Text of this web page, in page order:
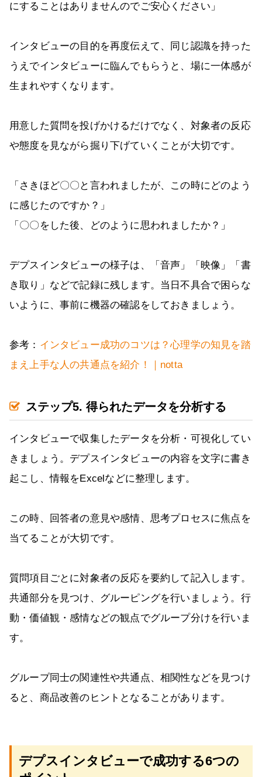
にすることはありませんのでご安心ください」
インタビューの目的を再度伝えて、同じ認識を持った
うえでインタビューに臨んでもらうと、場に一体感が
生まれやすくなります。
用意した質問を投げかけるだけでなく、対象者の反応
や態度を見ながら掘り下げていくことが大切です。
「さきほど〇〇と言われましたが、この時にどのよう
に感じたのですか？」
「〇〇をした後、どのように思われましたか？」
デプスインタビューの様子は、「音声」「映像」「書
き取り」などで記録に残します。当日不具合で困らな
いように、事前に機器の確認をしておきましょう。
参考： インタビュー成功のコツは？心理学の知見を踏
まえ上手な人の共通点を紹介！｜notta
ステップ5. 得られたデータを分析する
インタビューで収集したデータを分析・可視化してい
きましょう。デプスインタビューの内容を文字に書き
起こし、情報をExcelなどに整理します。
この時、回答者の意見や感情、思考プロセスに焦点を
当てることが大切です。
質問項目ごとに対象者の反応を要約して記入します。
共通部分を見つけ、グルーピングを行いましょう。行
動・価値観・感情などの観点でグループ分けを行いま
す。
グループ同士の関連性や共通点、相関性などを見つけ
ると、商品改善のヒントとなることがあります。
デプスインタビューで成功する6つの